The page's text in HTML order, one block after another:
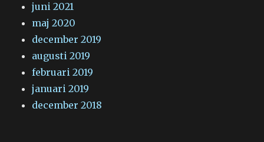
juni 2021
maj 2020
december 2019
augusti 2019
februari 2019
januari 2019
december 2018